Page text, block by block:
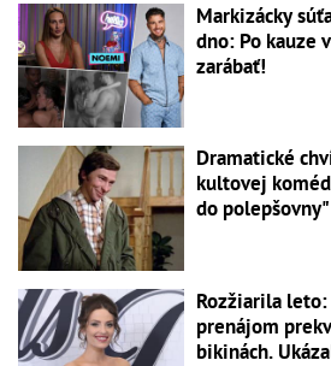
Markizácky
dno: Po kauze
zarábať!
Dramatické
kultovej
do
Rozžiarila
prenájom
bikinách.